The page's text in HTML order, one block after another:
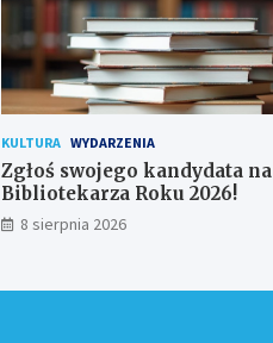
KULTURA WYDARZENIA
Zgłoś swojego kandydata na
Bibliotekarza Roku 2026!
8 sierpnia 2026